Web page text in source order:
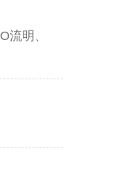
流明、